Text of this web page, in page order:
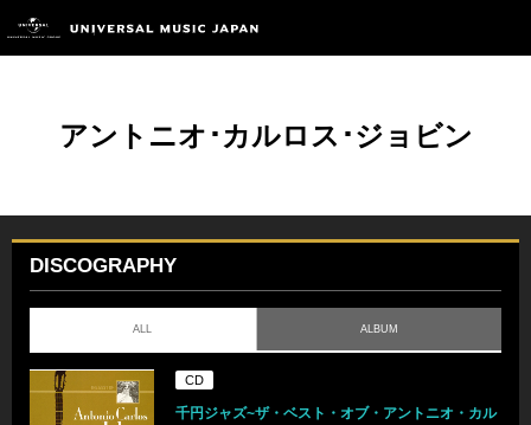
アントニオ･カルロス･ジョビン
DISCOGRAPHY
ALL ALBUM
CD
千円ジャズ~ザ・ベスト・オブ・アントニオ・カル